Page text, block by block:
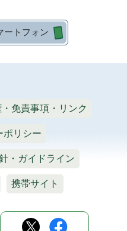
ートフォン
免責事項・リンク
ポリシー
・ガイドライン
携帯サイト